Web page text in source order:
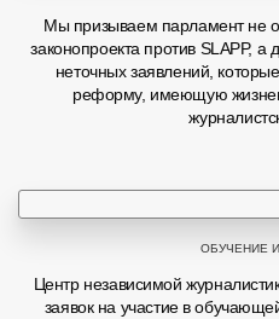
Мы призываем парламент не
законопроекта против SLAPP, а
неточных заявлений,
реформу, имеющую
ОБУЧЕНИЕ
Центр независимой
заявок на участие в